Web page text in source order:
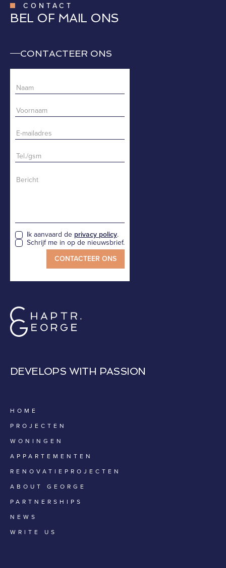
CONTACT
BEL OF MAIL ONS
CONTACTEER ONS
Ik aanvaard de privacy policy.
Schrijf me in op de nieuwsbrief.
DEVELOPS WITH PASSION
HOME
PROJECTEN
WONINGEN
APPARTEMENTEN
RENOVATIEPROJECTEN
ABOUT GEORGE
PARTNERSHIPS
NEWS
WRITE US